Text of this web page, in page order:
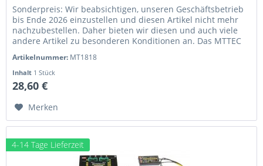
Sonderpreis: Wir beabsichtigen, unseren Geschäftsbetrieb
bis Ende 2026 einzustellen und diesen Artikel nicht mehr
nachzubestellen. Daher bieten wir diesen und auch viele
andere Artikel zu besonderen Konditionen an. Das MTTEC
Artikelnummer: MT1818
Inhalt 1 Stück
28,60 €
Merken
4-14 Tage Lieferzeit